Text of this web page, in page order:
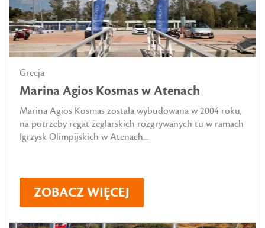
Grecja
Marina Agios Kosmas w Atenach
Marina Agios Kosmas została wybudowana w 2004 roku,
na potrzeby regat żeglarskich rozgrywanych tu w ramach
Igrzysk Olimpijskich w Atenach...
ZOBACZ WIĘCEJ